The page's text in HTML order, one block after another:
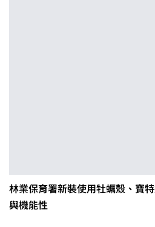
林業保育署新裝使用牡蠣殼、寶
與機能性